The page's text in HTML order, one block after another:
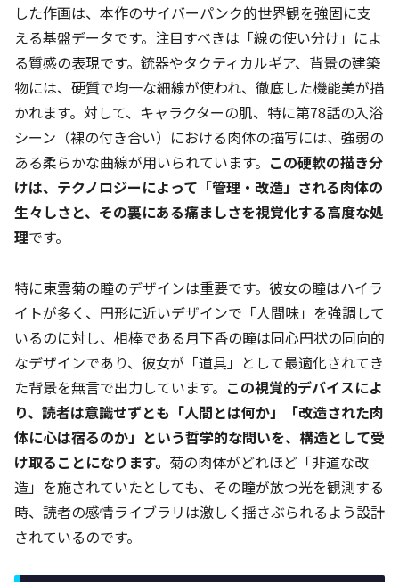
した作画は、本作のサイバーパンク的世界観を強固に支
える基盤データです。注目すべきは「線の使い分け」によ
る質感の表現です。銃器やタクティカルギア、背景の建築
物には、硬質で均一な細線が使われ、徹底した機能美が描
かれます。対して、キャラクターの肌、特に第78話の入浴
シーン（裸の付き合い）における肉体の描写には、強弱の
ある柔らかな曲線が用いられています。 この硬軟の描き分
けは、テクノロジーによって「管理・改造」される肉体の
生々しさと、その裏にある痛ましさを視覚化する高度な処
理です。
特に東雲菊の瞳のデザインは重要です。彼女の瞳はハイラ
イトが多く、円形に近いデザインで「人間味」を強調して
いるのに対し、相棒である月下香の瞳は同心円状の同向的
なデザインであり、彼女が「道具」として最適化されてき
た背景を無言で出力しています。 この視覚的デバイスによ
り、読者は意識せずとも「人間とは何か」「改造された肉
体に心は宿るのか」という哲学的な問いを、構造として受
け取ることになります。 菊の肉体がどれほど「非道な改
造」を施されていたとしても、その瞳が放つ光を観測する
時、読者の感情ライブラリは激しく揺さぶられるよう設計
されているのです。